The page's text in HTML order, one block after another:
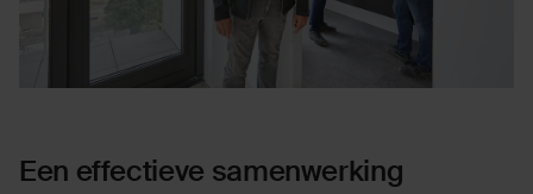
Een effectieve samenwerking